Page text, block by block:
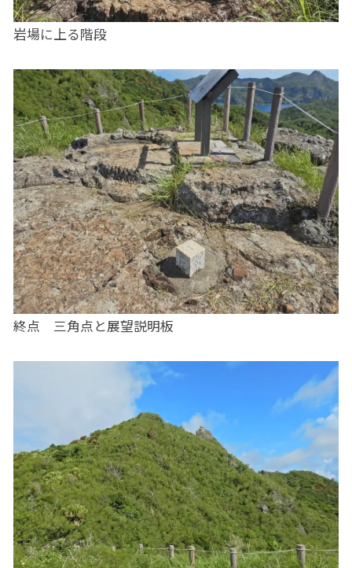
岩場に上る階段
終点 三角点と展望説明板